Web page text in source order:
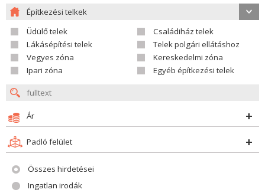
Építkezési telkek
Üdülő telek
Családiház telek
Lákásépítési telek
Telek polgári ellátáshoz
Vegyes zóna
Kereskedelmi zóna
Ipari zóna
Egyéb építkezési telek
Ár
Padló felület
Összes hirdetései
Ingatlan irodák